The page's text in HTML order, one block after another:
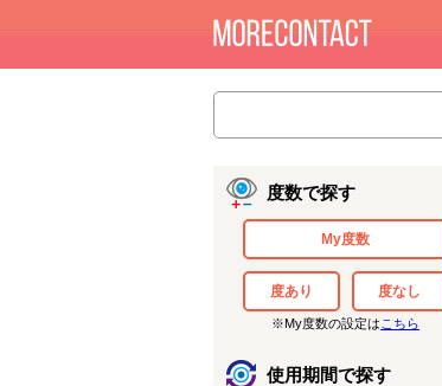
度数で探す
My度数
度あり 度なし
※My度数の設定は こちら
使用期間で探す